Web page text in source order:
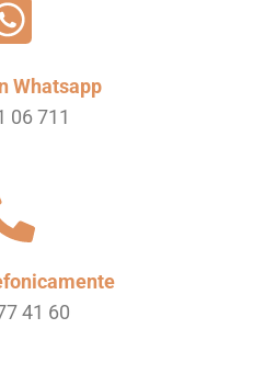
Whatsapp
06 711
41 60